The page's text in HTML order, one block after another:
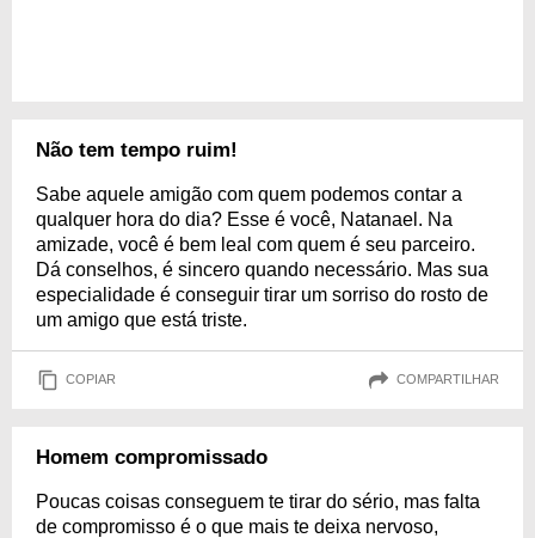
Não tem tempo ruim!
Sabe aquele amigão com quem podemos contar a
qualquer hora do dia? Esse é você, Natanael. Na
amizade, você é bem leal com quem é seu parceiro.
Dá conselhos, é sincero quando necessário. Mas sua
especialidade é conseguir tirar um sorriso do rosto de
um amigo que está triste.
COPIAR COMPARTILHAR
Homem compromissado
Poucas coisas conseguem te tirar do sério, mas falta
de compromisso é o que mais te deixa nervoso,